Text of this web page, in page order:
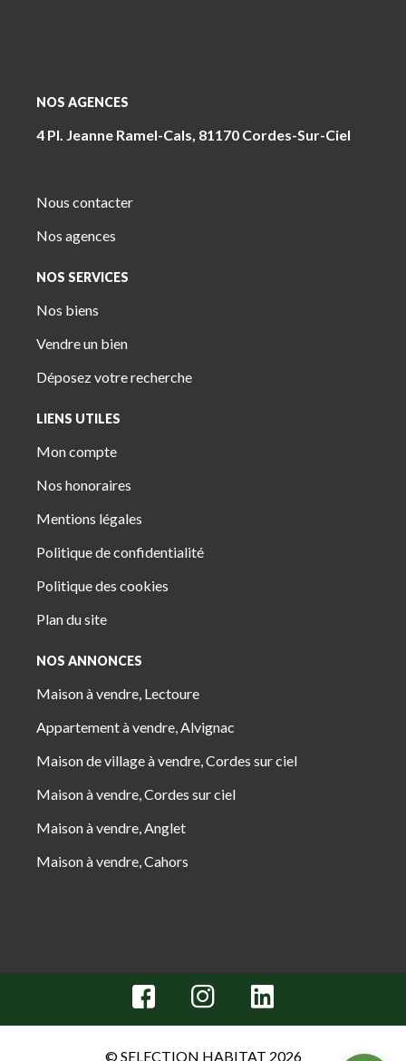
NOS AGENCES
4 Pl. Jeanne Ramel-Cals, 81170 Cordes-Sur-Ciel
Nous contacter
Nos agences
NOS SERVICES
Nos biens
Vendre un bien
Déposez votre recherche
LIENS UTILES
Mon compte
Nos honoraires
Mentions légales
Politique de confidentialité
Politique des cookies
Plan du site
NOS ANNONCES
Maison à vendre, Lectoure
Appartement à vendre, Alvignac
Maison de village à vendre, Cordes sur ciel
Maison à vendre, Cordes sur ciel
Maison à vendre, Anglet
Maison à vendre, Cahors
© SELECTION HABITAT 2026